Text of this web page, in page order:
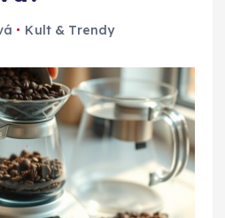
Kult & Trendy